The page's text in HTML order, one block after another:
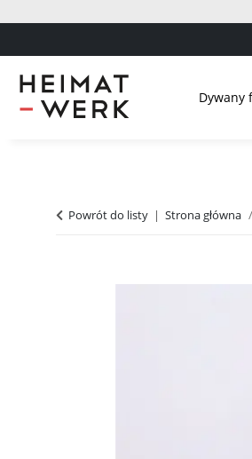
Dywany
Powrót do listy Strona główna